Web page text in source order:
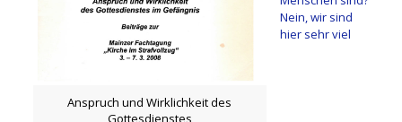
Anspruch und Wirklichkeit des
Gottesdienstes
Nein, wir sind
hier sehr viel